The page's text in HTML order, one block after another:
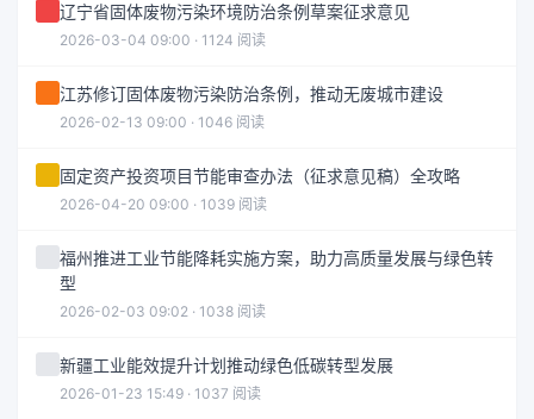
辽宁省固体废物污染环境防治条例草案征求意见
2026-03-04 09:00 · 1124 阅读
江苏修订固体废物污染防治条例，推动无废城市建设
2026-02-13 09:00 · 1046 阅读
固定资产投资项目节能审查办法（征求意见稿）全攻略
2026-04-20 09:00 · 1039 阅读
福州推进工业节能降耗实施方案，助力高质量发展与绿色转
型
2026-02-03 09:02 · 1038 阅读
新疆工业能效提升计划推动绿色低碳转型发展
2026-01-23 15:49 · 1037 阅读